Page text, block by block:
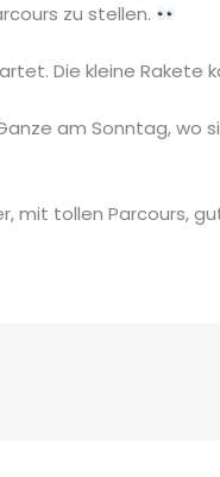
zu stellen.
Die kleine
am Sonntag, wo
mit tollen Parcours,